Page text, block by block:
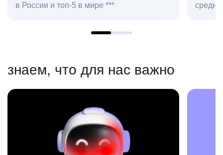
в России и топ-5 в мире ***
знаем, что для нас важно